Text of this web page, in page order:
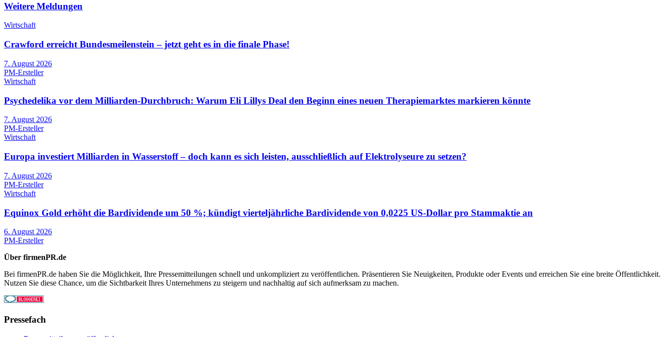
Weitere Meldungen
Wirtschaft
Crawford erreicht Bundesmeilenstein – jetzt geht es in die finale Phase!
7. August 2026
PM-Ersteller
Wirtschaft
Psychedelika vor dem Milliarden-Durchbruch: Warum Eli Lillys Deal den Beginn eines neuen Therapiemarktes markieren könnte
7. August 2026
PM-Ersteller
Wirtschaft
Europa investiert Milliarden in Wasserstoff – doch kann es sich leisten, ausschließlich auf Elektrolyseure zu setzen?
7. August 2026
PM-Ersteller
Wirtschaft
Equinox Gold erhöht die Bardividende um 50 %; kündigt vierteljährliche Bardividende von 0,0225 US-Dollar pro Stammaktie an
6. August 2026
PM-Ersteller
Über firmenPR.de
Bei firmenPR.de haben Sie die Möglichkeit, Ihre Pressemitteilungen schnell und unkompliziert zu veröffentlichen. Präsentieren Sie Neuigkeiten, Produkte oder Events und erreichen Sie eine breite Öffentlichkeit.
Nutzen Sie diese Chance, um die Sichtbarkeit Ihres Unternehmens zu steigern und nachhaltig auf sich aufmerksam zu machen.
Pressefach